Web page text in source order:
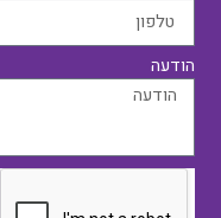
הודעה